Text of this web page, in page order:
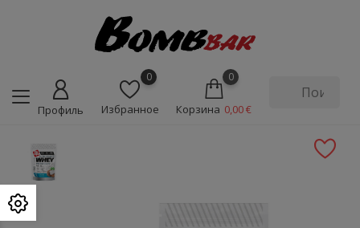
Профиль
0
Избранное
0
Корзина 0,00 €